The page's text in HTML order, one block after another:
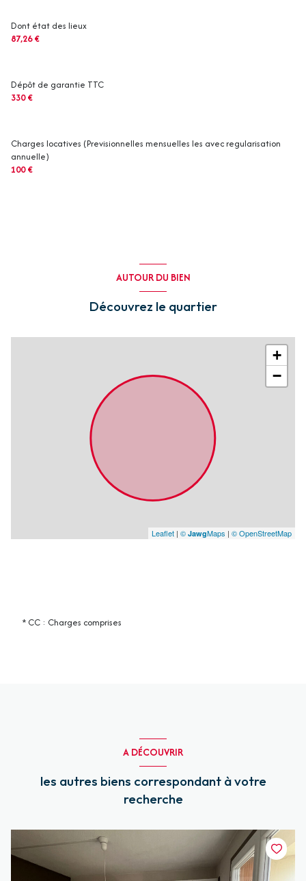
Dont état des lieux
87,26 €
Dépôt de garantie TTC
330 €
Charges locatives (Previsionnelles mensuelles les avec regularisation
annuelle)
100 €
AUTOUR DU BIEN
Découvrez le quartier
+
−
Leaflet | © JawgMaps | © OpenStreetMap
* CC : Charges comprises
A DÉCOUVRIR
les autres biens correspondant à votre
recherche